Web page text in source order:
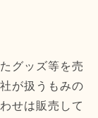
グッズ等を売
が扱うもみの
せは販売して